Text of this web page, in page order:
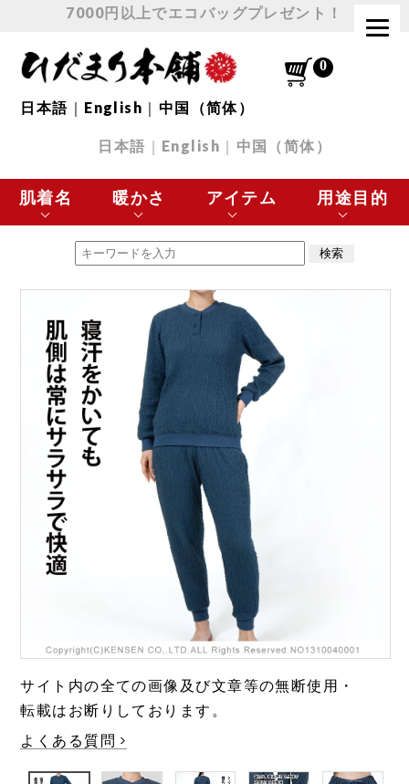
7000円以上でエコバッグプレゼント！
日本語 ｜ English ｜ 中国（简体）
日本語 ｜ English ｜ 中国（简体）
肌着名
エベレスト
プレミアムウェーブ
極・頂
Washicool商品
JAXAコラボ商品
暖かさ
最高に暖かい
暖かい
涼しい
全商品一覧
アイテム
肌着 トップス
下着
靴下
アウター
その他
用途目的
極寒の環境に最適
日常使いに最適
温活・ヘルスケア
全商品一覧
サイト内の全ての画像及び文章等の無断使用・
転載はお断りしております。
よくある質問